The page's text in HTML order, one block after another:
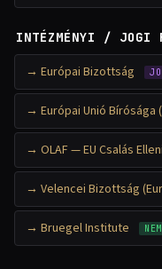
INTÉZMÉNYI / JOGI
Európai Bizottság
Európai Unió Bírósága
OLAF — EU Csalás
Velencei Bizottság
Bruegel Institute